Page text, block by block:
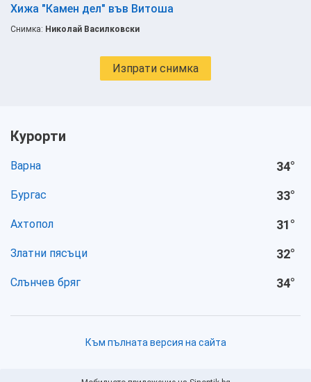
Хижа "Камен дел" във Витоша
Снимка: Николай Василковски
Изпрати снимка
Курорти
Варна 34°
Бургас 33°
Ахтопол 31°
Златни пясъци 32°
Слънчев бряг 34°
Към пълната версия на сайта